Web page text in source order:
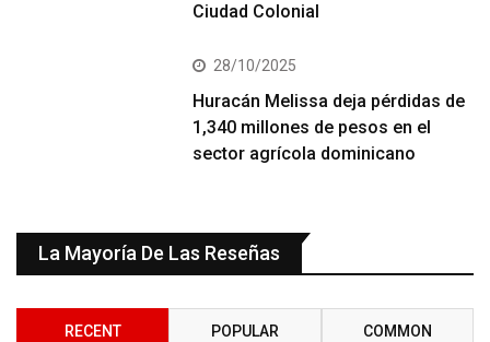
Ciudad Colonial
28/10/2025
Huracán Melissa deja pérdidas de
1,340 millones de pesos en el
sector agrícola dominicano
La Mayoría De Las Reseñas
RECENT POPULAR COMMON